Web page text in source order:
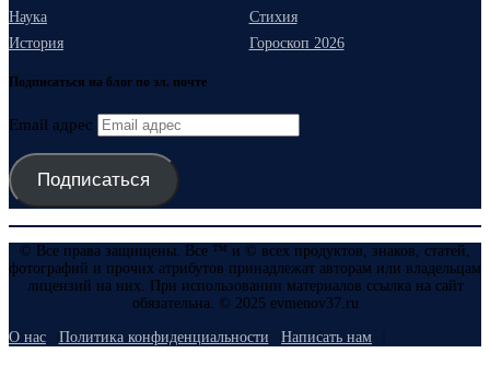
Наука
Стихия
История
Гороскоп 2026
Подписаться на блог по эл. почте
Email адрес
Подписаться
© Все права защищены. Все ™ и © всех продуктов, знаков, статей,
фотографий и прочих атрибутов принадлежат авторам или владельцам
лицензий на них. При использовании материалов ссылка на сайт
обязательна. © 2025 evmenov37.ru
О нас Политика конфиденциальности Написать нам